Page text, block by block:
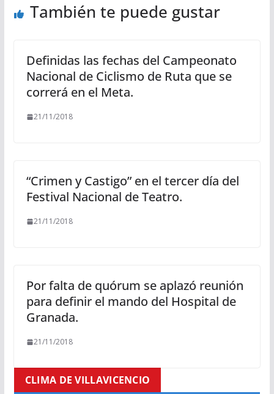
También te puede gustar
Definidas las fechas del Campeonato
Nacional de Ciclismo de Ruta que se
correrá en el Meta.
21/11/2018
“Crimen y Castigo” en el tercer día del
Festival Nacional de Teatro.
21/11/2018
Por falta de quórum se aplazó reunión
para definir el mando del Hospital de
Granada.
21/11/2018
CLIMA DE VILLAVICENCIO